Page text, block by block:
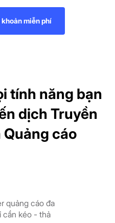
miễn phí
tính năng bạn
dịch Truyền
cáo
quảng cáo đa
cần kéo - thả